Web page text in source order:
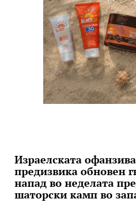
Израелската
предизвика обновен
напад во неделата
шаторски камп во